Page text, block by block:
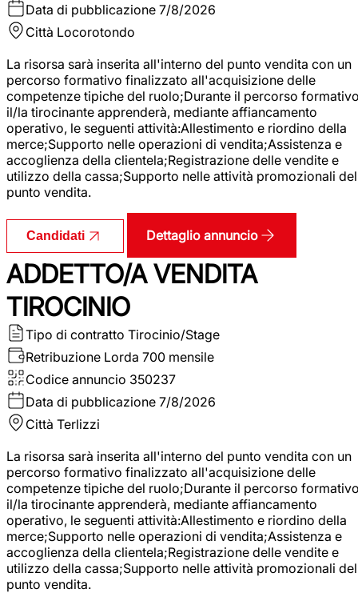
Data di pubblicazione 7/8/2026
Città Locorotondo
La risorsa sarà inserita all'interno del punto vendita con un
percorso formativo finalizzato all'acquisizione delle
competenze tipiche del ruolo;Durante il percorso
il/la tirocinante apprenderà, mediante affiancamento
operativo, le seguenti attività:Allestimento e riordino della
merce;Supporto nelle operazioni di vendita;Assistenza e
accoglienza della clientela;Registrazione delle vendite e
utilizzo della cassa;Supporto nelle attività promozionali del
punto vendita.
Candidati Dettaglio annuncio
ADDETTO/A VENDITA
TIROCINIO
Tipo di contratto Tirocinio/Stage
Retribuzione Lorda 700 mensile
Codice annuncio 350237
Data di pubblicazione 7/8/2026
Città Terlizzi
La risorsa sarà inserita all'interno del punto vendita con un
percorso formativo finalizzato all'acquisizione delle
competenze tipiche del ruolo;Durante il percorso
il/la tirocinante apprenderà, mediante affiancamento
operativo, le seguenti attività:Allestimento e riordino della
merce;Supporto nelle operazioni di vendita;Assistenza e
accoglienza della clientela;Registrazione delle vendite e
utilizzo della cassa;Supporto nelle attività promozionali del
punto vendita.